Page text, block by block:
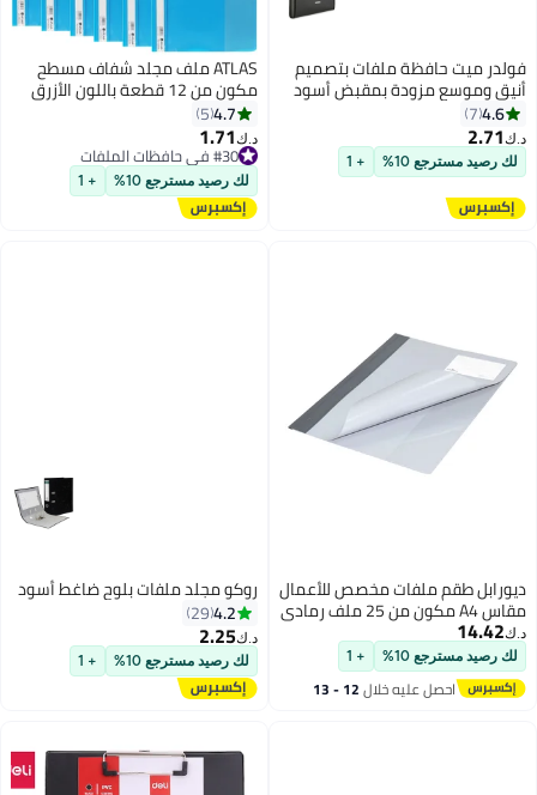
فولدر ميت حافظة ملفات بتصميم
أنيق وموسع مزودة بمقبض أسود
4.6
7
د.ك‏2.71
لك رصيد مسترجع 10% + 1
ATLAS ملف مجلد شفاف مسطح
مكون من 12 قطعة باللون الأزرق
4.7
5
د.ك‏1.71
#30 في حافظات الملفات
#30 في حافظات الملفات
لك رصيد مسترجع 10% + 1
ديورابل طقم ملفات مخصص للأعمال
مقاس A4 مكون من 25 ملف رمادي
د.ك‏14.42
لك رصيد مسترجع 10% + 1
احصل عليه خلال 12 - 13
روكو مجلد ملفات بلوح ضاغط أسود
4.2
29
د.ك‏2.25
لك رصيد مسترجع 10% + 1